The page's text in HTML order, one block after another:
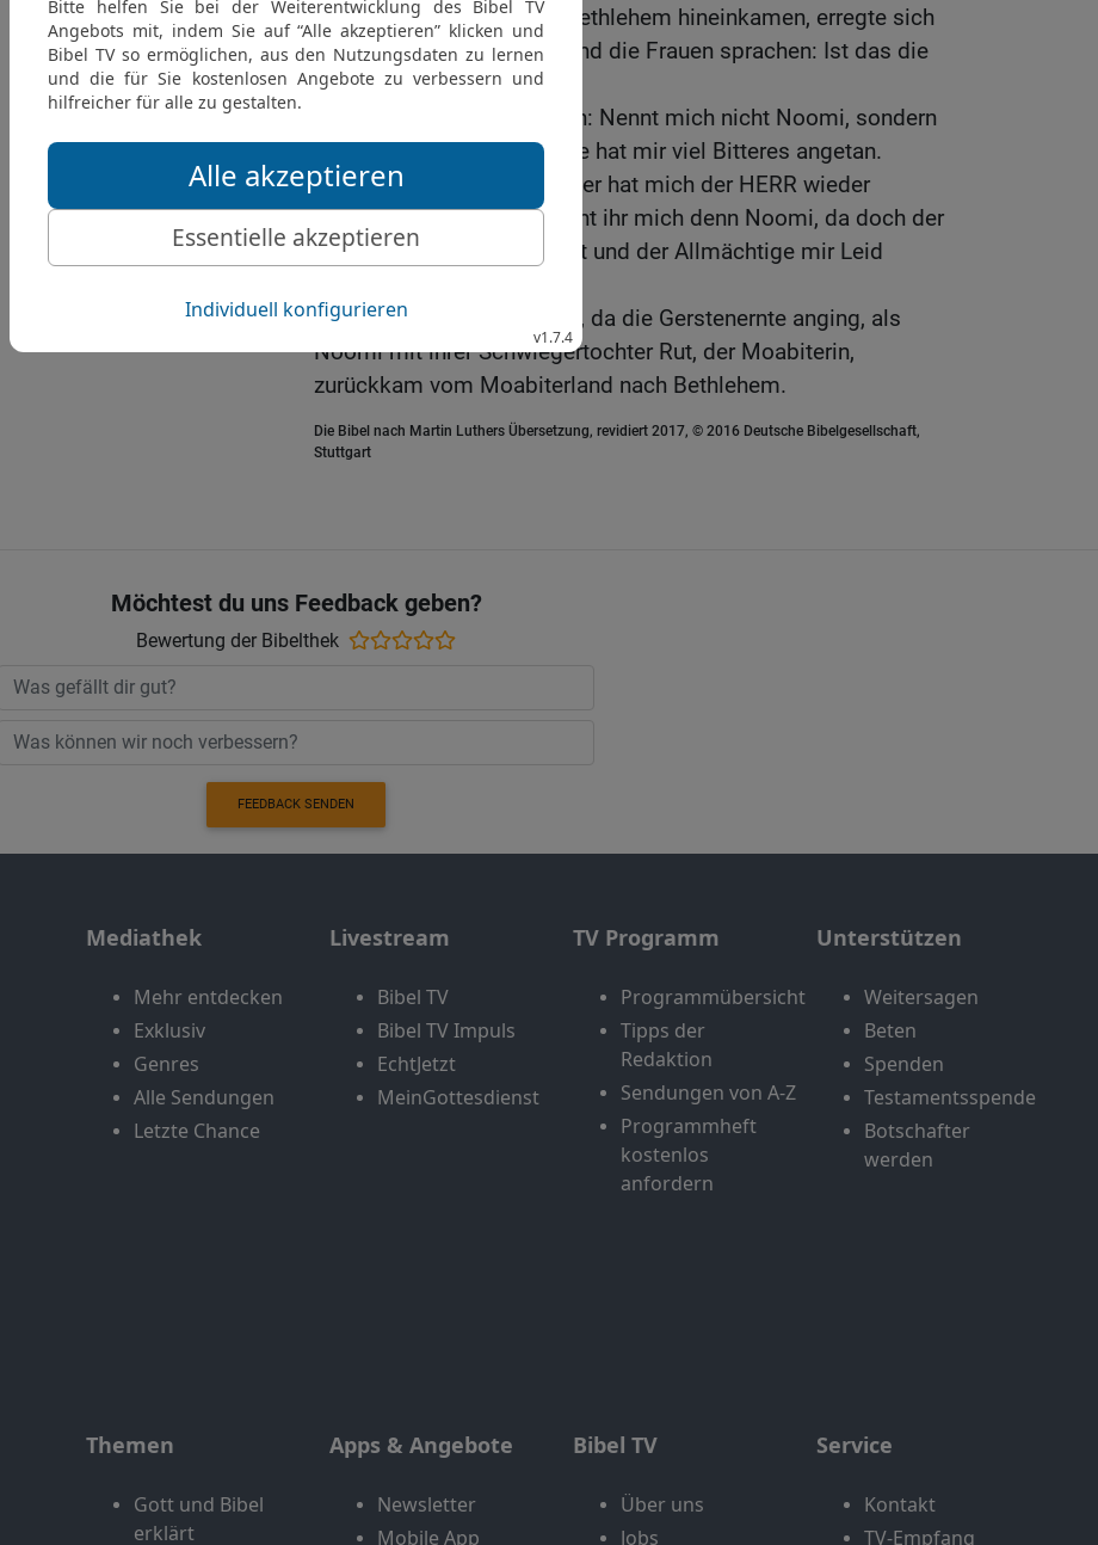
kamen. Und als sie nach Bethlehem hineinkamen, erregte sich
die ganze Stadt über sie, und die Frauen sprachen: Ist das die
Noomi?
Sie aber sprach zu ihnen: Nennt mich nicht Noomi, sondern
Mara; denn der Allmächtige hat mir viel Bitteres angetan.
21 Voll zog ich aus, aber leer hat mich der HERR wieder
heimgebracht. Warum nennt ihr mich denn Noomi, da doch der
HERR mich gedemütigt hat und der Allmächtige mir Leid
22 Es war aber um die Zeit, da die Gerstenernte anging, als
Noomi mit ihrer Schwiegertochter Rut, der Moabiterin,
zurückkam vom Moabiterland nach Bethlehem.
Die Bibel nach Martin Luthers Übersetzung, revidiert 2017, © 2016 Deutsche Bibelgesellschaft,
Stuttgart
Möchtest du uns Feedback geben?
Bewertung der Bibelthek
FEEDBACK SENDEN
Mediathek
Mehr entdecken
Exklusiv
Genres
Alle Sendungen
Letzte Chance
Livestream
Bibel TV
Bibel TV Impuls
EchtJetzt
MeinGottesdienst
TV Programm
Programmübersicht
Tipps der
Redaktion
Sendungen von A-Z
Programmheft
kostenlos
anfordern
Unterstützen
Weitersagen
Beten
Spenden
Testamentsspende
Botschafter
werden
Themen
Gott und Bibel
erklärt
Apps & Angebote
Newsletter
Mobile App
Bibel TV
Über uns
Jobs
Service
Kontakt
TV-Empfang